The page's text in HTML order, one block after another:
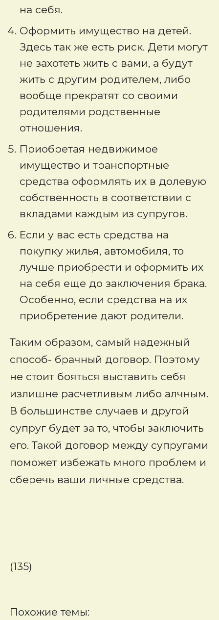
на себя.
Оформить имущество на детей.
Здесь так же есть риск. Дети могут
не захотеть жить с вами, а будут
жить с другим родителем, либо
вообще прекратят со своими
родителями родственные
отношения.
Приобретая недвижимое
имущество и транспортные
средства оформлять их в долевую
собственность в соответствии с
вкладами каждым из супругов.
Если у вас есть средства на
покупку жилья, автомобиля, то
лучше приобрести и оформить их
на себя еще до заключения брака.
Особенно, если средства на их
приобретение дают родители.
Таким образом, самый надежный
способ- брачный договор. Поэтому
не стоит бояться выставить себя
излишне расчетливым либо алчным.
В большинстве случаев и другой
супруг будет за то, чтобы заключить
его. Такой договор между супругами
поможет избежать много проблем и
сберечь ваши личные средства.
(135)
Похожие темы: